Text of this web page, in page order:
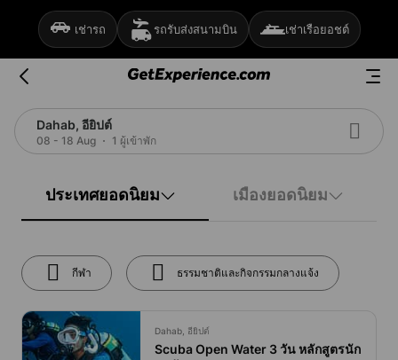
เช่ารถ รถรับส่งสนามบิน เช่าเรือยอชต์
Dahab, อียิปต์
08 - 18 Aug 1 ผู้เข้าพัก
ประเทศยอดนิยม เมืองยอดนิยม
กีฬา ธรรมชาติและกิจกรรมกลางแจ้ง
Dahab, อียิปต์
Scuba Open Water 3 วัน หลักสูตรนัก